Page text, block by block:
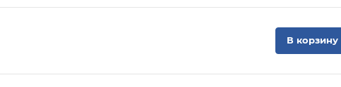
В корзину